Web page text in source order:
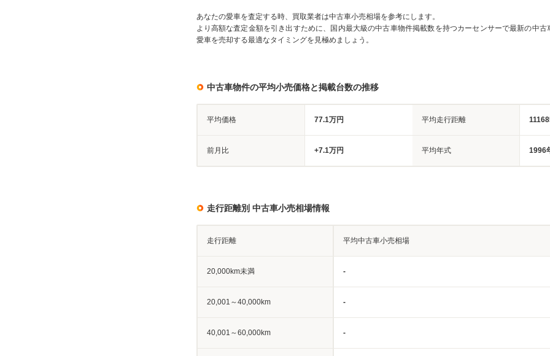
あなたの愛車を査定する時、買取業者は中古車小売相場を参考にします。
より高額な査定金額を引き出すために、国内最大級の中古車物件掲載数を持つカーセンサーで最新の中古
愛車を売却する最適なタイミングを見極めましょう。
中古車物件の平均小売価格と掲載台数の推移
平均価格 77.1万円 平均走行距離
前月比 +7.1万円 平均年式 1996
走行距離別 中古車小売相場情報
走行距離 平均中古車小売相場
20,000km未満 -
20,001～40,000km -
40,001～60,000km -